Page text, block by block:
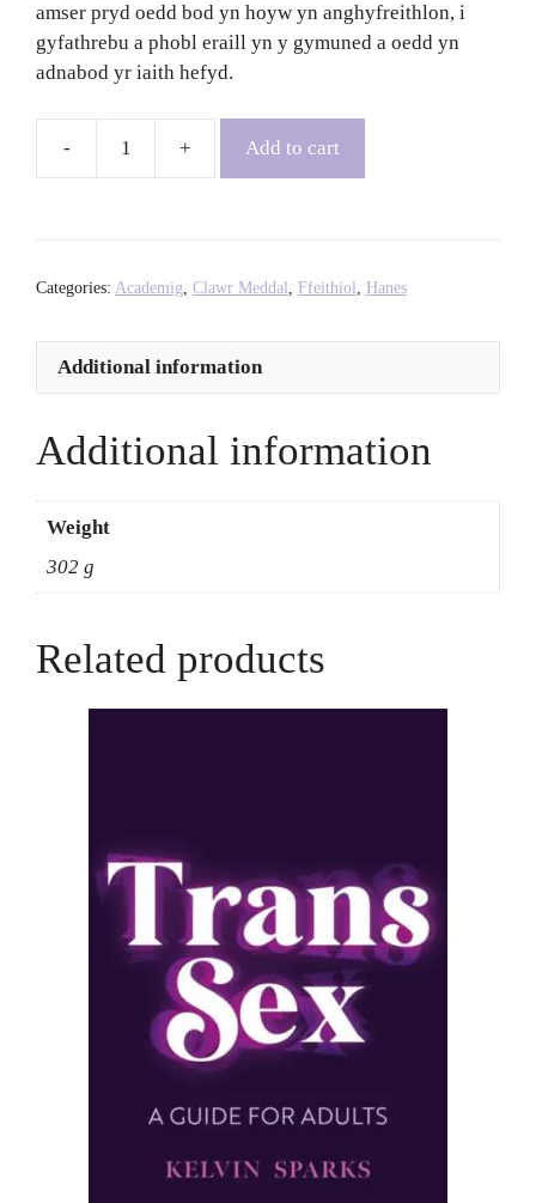
amser pryd oedd bod yn hoyw yn anghyfreithlon, i
gyfathrebu a phobl eraill yn y gymuned a oedd yn
adnabod yr iaith hefyd.
Fabulosa!:
Polari,
Secret
Gay
Language
-
Paul
Add to cart
Categories: Academig Clawr Meddal Ffeithiol Hanes
Additional information
Additional information
Weight
302 g
Related products